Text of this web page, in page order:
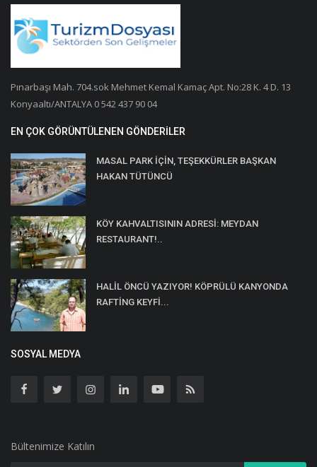
Pınarbaşı Mah. 704.sok Mehmet Kemal Kamaç Apt. No:28 K. 4 D. 13
Konyaaltı/ANTALYA 0 542 437 90 04
EN ÇOK GÖRÜNTÜLENEN GÖNDERILER
MASAL PARK İÇİN, TEŞEKKÜRLER BAŞKAN
HAKAN TÜTÜNCÜ
KÖY KAHVALTISININ ADRESİ: MEYDAN
RESTAURANT!..
HALİL ÖNCÜ YAZIYOR! KÖPRÜLÜ KANYONDA
RAFTİNG KEYFİ...
SOSYAL MEDYA
Bültenimize Katılın